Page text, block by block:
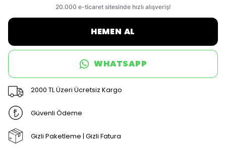
HEMEN AL
WHATSAPP
2000 TL Üzeri Ücretsiz Kargo
Güvenli Ödeme
Gizli Paketleme | Gizli Fatura